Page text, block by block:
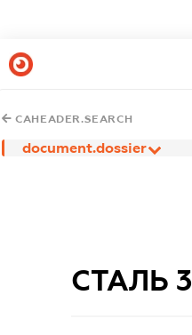
CAHEADER.SEARCH
document.dossier
СТАЛЬ 3